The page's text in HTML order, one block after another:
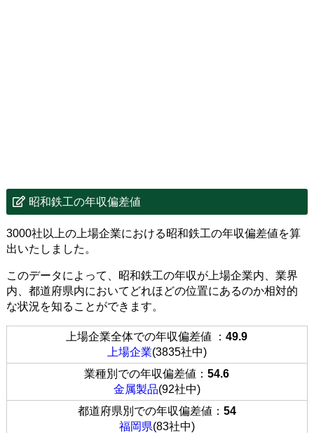
昭和鉄工の年収偏差値
3000社以上の上場企業における昭和鉄工の年収偏差値を算
出いたしました。
このデータによって、昭和鉄工の年収が上場企業内、業界
内、都道府県内においてどれほどの位置にあるのか相対的
な状況を知ることができます。
上場企業全体での年収偏差値 ：49.9
上場企業(3835社中)
業種別での年収偏差値：54.6
金属製品(92社中)
都道府県別での年収偏差値： 54
福岡県(83社中)